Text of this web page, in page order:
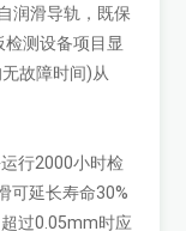
润滑导轨，既保
测设备项目显
故障时间)从
行2000小时检
可延长寿命30%
过0.05mm时应